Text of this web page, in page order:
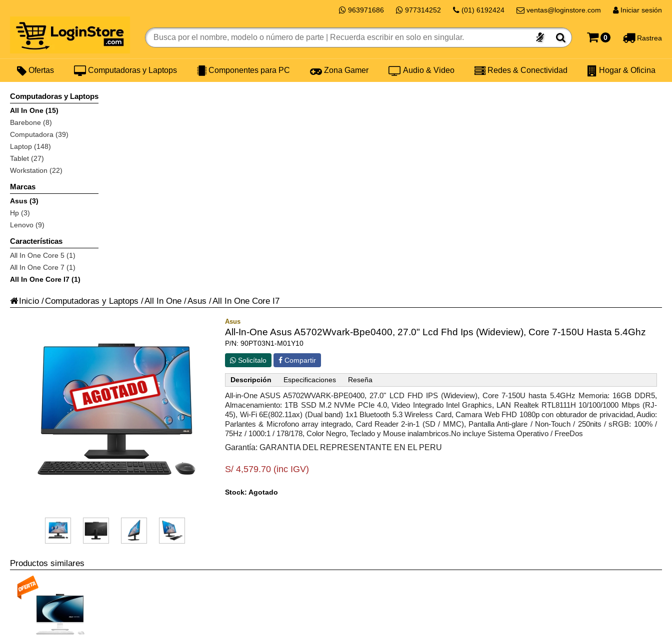
963971686 977314252 (01) 6192424 ventas@loginstore.com Iniciar sesión
0 Rastrea
Ofertas Computadoras y Laptops Componentes para PC Zona Gamer Audio & Video Redes & Conectividad Hogar & Oficina
Computadoras y Laptops
All In One (15)
Barebone (8)
Computadora (39)
Laptop (148)
Tablet (27)
Workstation (22)
Marcas
Asus (3)
Hp (3)
Lenovo (9)
Características
All In One Core 5 (1)
All In One Core 7 (1)
All In One Core I7 (1)
Inicio /Computadoras y Laptops /All In One /Asus /All In One Core I7
Asus
All-In-One Asus A5702Wvark-Bpe0400, 27.0" Lcd Fhd Ips (Wideview), Core 7-150U Hasta 5.4Ghz
P/N: 90PT03N1-M01Y10
Solicítalo Compartir
Descripción Especificaciones Reseña
All-in-One ASUS A5702WVARK-BPE0400, 27.0" LCD FHD IPS (Wideview), Core 7-150U hasta 5.4GHz Memoria: 16GB DDR5,
Almacenamiento: 1TB SSD M.2 NVMe PCIe 4.0, Video Integrado Intel Graphics, LAN Realtek RTL8111H 10/100/1000 Mbps (RJ-
45), Wi-Fi 6E(802.11ax) (Dual band) 1x1 Bluetooth 5.3 Wireless Card, Camara Web FHD 1080p con obturador de privacidad, Audio:
Parlantes & Microfono array integrado, Card Reader 2-in-1 (SD / MMC), Pantalla Anti-glare / Non-Touch / 250nits / sRGB: 100% /
75Hz / 1000:1 / 178/178, Color Negro, Teclado y Mouse inalambricos.No incluye Sistema Operativo / FreeDos
Garantía: GARANTIA DEL REPRESENTANTE EN EL PERU
S/ 4,579.70 (inc IGV)
Stock: Agotado
Productos similares